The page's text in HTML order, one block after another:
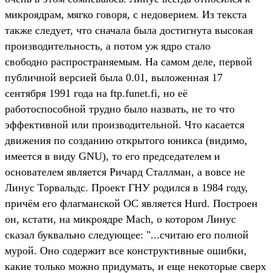
микроядрам, мягко говоря, с недоверием. Из текста
также следует, что сначала была достигнута высокая
производительность, а потом уж ядро стало
свободно распространяемым. На самом деле, первой
публичной версией была 0.01, выложенная 17
сентября 1991 года на ftp.funet.fi, но её
работоспособной трудно было назвать, не то что
эффективной или производительной. Что касается
движения по созданию открытого юникса (видимо,
имеется в виду GNU), то его председателем и
основателем является Ричард Сталлман, а вовсе не
Линус Торвальдс. Проект ГНУ родился в 1984 году,
причём его флагманской ОС является Hurd. Построен
он, кстати, на микроядре Mach, о котором Линус
сказал буквально следующее: "...считаю его полной
мурой. Оно содержит все конструктивные ошибки,
какие только можно придумать, и еще некоторые сверх